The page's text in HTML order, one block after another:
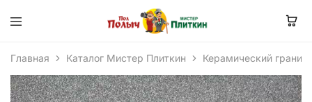
Главная Каталог Мистер Плиткин Керамический гранит